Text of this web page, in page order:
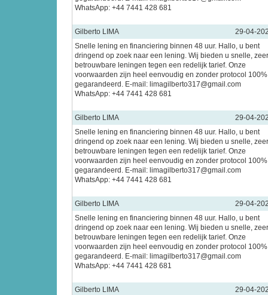
WhatsApp: +44 7441 428 681
Gilberto LIMA
29-04-
Snelle lening en financiering binnen 48 uur. Hallo, u bent
dringend op zoek naar een lening. Wij bieden u snelle, zeer
betrouwbare leningen tegen een redelijk tarief. Onze
voorwaarden zijn heel eenvoudig en zonder protocol 100%
gegarandeerd. E-mail: limagilberto317@gmail.com
WhatsApp: +44 7441 428 681
Gilberto LIMA
29-04-
Snelle lening en financiering binnen 48 uur. Hallo, u bent
dringend op zoek naar een lening. Wij bieden u snelle, zeer
betrouwbare leningen tegen een redelijk tarief. Onze
voorwaarden zijn heel eenvoudig en zonder protocol 100%
gegarandeerd. E-mail: limagilberto317@gmail.com
WhatsApp: +44 7441 428 681
Gilberto LIMA
29-04-
Snelle lening en financiering binnen 48 uur. Hallo, u bent
dringend op zoek naar een lening. Wij bieden u snelle, zeer
betrouwbare leningen tegen een redelijk tarief. Onze
voorwaarden zijn heel eenvoudig en zonder protocol 100%
gegarandeerd. E-mail: limagilberto317@gmail.com
WhatsApp: +44 7441 428 681
Gilberto LIMA
29-04-